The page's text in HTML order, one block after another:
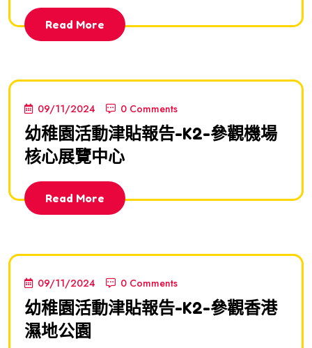
Read More
09/11/2024 0 Comments
幼稚園活動津貼報告-K2-參觀機場
核心展覽中心
Read More
09/11/2024 0 Comments
幼稚園活動津貼報告-K2-參觀香港
濕地公園